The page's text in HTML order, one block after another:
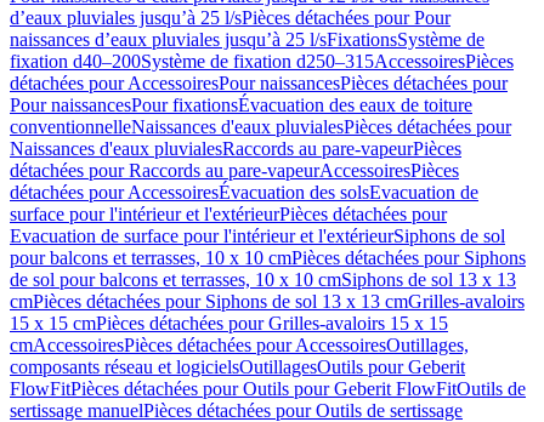
d’eaux pluviales jusqu’à 25 l/sPièces détachées pour Pour
naissances d’eaux pluviales jusqu’à 25 l/sFixationsSystème de
fixation d40–200Système de fixation d250–315AccessoiresPièces
détachées pour AccessoiresPour naissancesPièces détachées pour
Pour naissancesPour fixationsÉvacuation des eaux de toiture
conventionnelleNaissances d'eaux pluvialesPièces détachées pour
Naissances d'eaux pluvialesRaccords au pare-vapeurPièces
détachées pour Raccords au pare-vapeurAccessoiresPièces
détachées pour AccessoiresÉvacuation des solsEvacuation de
surface pour l'intérieur et l'extérieurPièces détachées pour
Evacuation de surface pour l'intérieur et l'extérieurSiphons de sol
pour balcons et terrasses, 10 x 10 cmPièces détachées pour Siphons
de sol pour balcons et terrasses, 10 x 10 cmSiphons de sol 13 x 13
cmPièces détachées pour Siphons de sol 13 x 13 cmGrilles-avaloirs
15 x 15 cmPièces détachées pour Grilles-avaloirs 15 x 15
cmAccessoiresPièces détachées pour AccessoiresOutillages,
composants réseau et logicielsOutillagesOutils pour Geberit
FlowFitPièces détachées pour Outils pour Geberit FlowFitOutils de
sertissage manuelPièces détachées pour Outils de sertissage